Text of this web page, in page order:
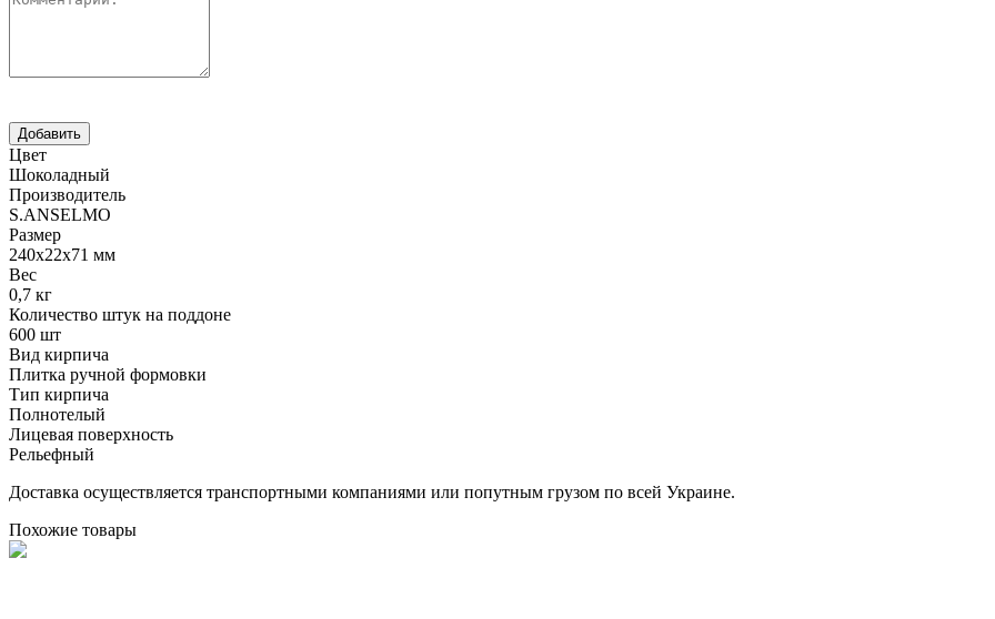
Цвет
Шоколадный
Производитель
S.ANSELMO
Размер
240х22х71 мм
Вес
0,7 кг
Количество штук на поддоне
600 шт
Вид кирпича
Плитка ручной формовки
Тип кирпича
Полнотелый
Лицевая поверхность
Рельефный
Доставка осуществляется транспортными компаниями или попутным грузом по всей Украине.
Похожие товары